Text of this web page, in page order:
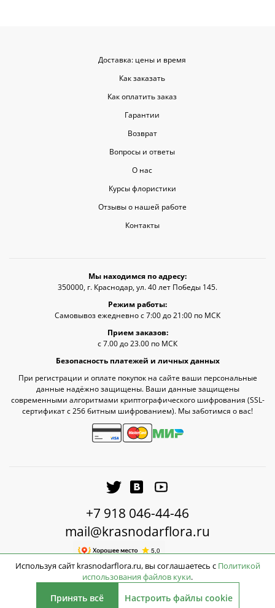
Используя сайт krasnodarflora.ru, вы соглашаетесь с Политикой
использования файлов куки.
Принять всё Настроить файлы cookie
руб.
Нет в наличии
Доставка: цены и время
Как заказать
Как оплатить заказ
Гарантии
Возврат
Вопросы и ответы
О нас
Курсы флористики
Отзывы о нашей работе
Контакты
Мы находимся по адресу:
350000, г. Краснодар, ул. 40 лет Победы 145.
Режим работы:
Самовывоз ежедневно с 7:00 до 21:00 по МСК
Прием заказов:
с 7.00 до 23.00 по МСК
Безопасность платежей и личных данных
При регистрации и оплате покупок на сайте ваши персональные
данные надёжно защищены. Ваши данные защищены
современными алгоритмами криптографического шифрования (SSL-
сертификат c 256 битным шифрованием). Мы заботимся о вас!
+7 918 046-44-46
mail@krasnodarflora.ru